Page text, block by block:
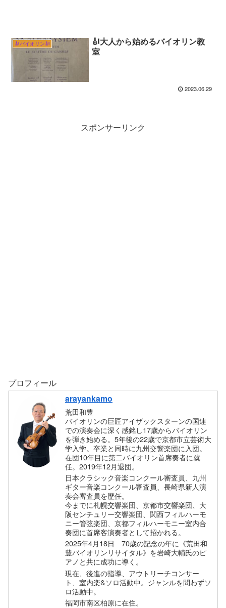
🎻バイオリン🎻
🎻大人から始めるバイオリン教
室
2023.06.29
スポンサーリンク
プロフィール
arayankamo
荒田和豊
バイオリンの巨匠アイザックスターンの国連
での演奏会に深く感銘し17歳からバイオリン
を弾き始める。5年後の22歳で京都市立芸術大
学入学。卒業と同時に九州交響楽団に入団。
在団10年目に第二バイオリン首席奏者に就
任。2019年12月退団。
日本クラシック音楽コンクール審査員、九州
ギター音楽コンクール審査員、長崎県新人演
奏会審査員を歴任。
今までに札幌交響楽団、京都市交響楽団、大
阪センチュリー交響楽団、関西フィルハーモ
ニー管弦楽団、京都フィルハーモニー室内合
奏団に首席客演奏者として招かれる。
2025年4月18日 70歳の記念の年に《荒田和
豊バイオリンリサイタル》を岩崎大輔氏のピ
アノと共に成功に導く。
現在、後進の指導、アウトリーチコンサー
ト、室内楽&ソロ活動中。ジャンルを問わずソ
ロ活動中。
福岡市南区柏原に在住。